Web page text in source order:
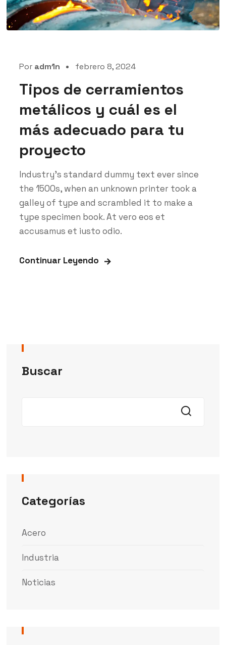
Por adm1n febrero 8, 2024
Tipos de cerramientos
metálicos y cuál es el
más adecuado para tu
proyecto
Industry’s standard dummy text ever since
the 1500s, when an unknown printer took a
galley of type and scrambled it to make a
type specimen book. At vero eos et
accusamus et iusto odio.
Continuar Leyendo
Buscar
Categorías
Acero
Industria
Noticias